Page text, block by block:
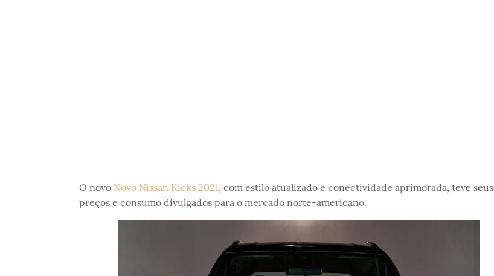
O novo Novo Nissan Kicks 2021, com estilo atualizado e conectividade aprimorada, teve seus
preços e consumo divulgados para o mercado norte-americano.